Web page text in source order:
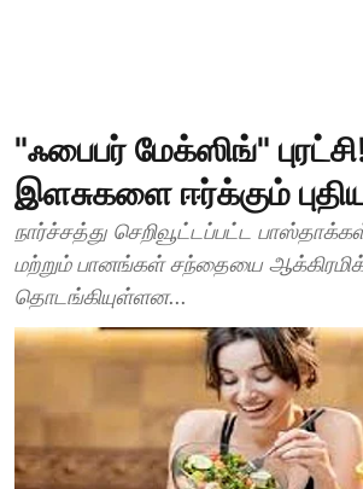
"ஃபைபர் மேக்ஸிங்"
இளசுகளை ஈர்க்கும்
நார்ச்சத்து செறிவூட்டப்பட்ட
மற்றும் பானங்கள் சந்தையை
தொடங்கியுள்ளன...